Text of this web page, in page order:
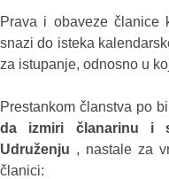
Prava i obaveze članice
snazi do isteka
za istupanje, odnosno u
Prestankom članstva po
da izmiri članarinu i
Udruženju , nastale za
članici: